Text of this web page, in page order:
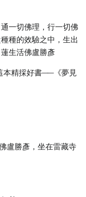
一切佛理，行一切佛
種的效驗之中，生出
生活佛盧勝彥
本精採好書──《夢見
盧勝彥，坐在雷藏寺